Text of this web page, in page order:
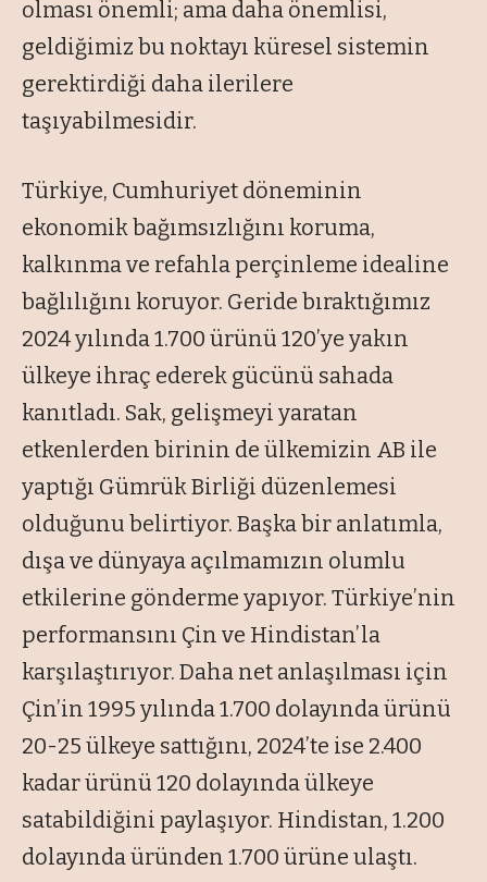
olması önemli; ama daha önemlisi,
geldiğimiz bu noktayı küresel sistemin
gerektirdiği daha ilerilere
taşıyabilmesidir.
Türkiye, Cumhuriyet döneminin
ekonomik bağımsızlığını koruma,
kalkınma ve refahla perçinleme idealine
bağlılığını koruyor. Geride bıraktığımız
2024 yılında 1.700 ürünü 120’ye yakın
ülkeye ihraç ederek gücünü sahada
kanıtladı. Sak, gelişmeyi yaratan
etkenlerden birinin de ülkemizin AB ile
yaptığı Gümrük Birliği düzenlemesi
olduğunu belirtiyor. Başka bir anlatımla,
dışa ve dünyaya açılmamızın olumlu
etkilerine gönderme yapıyor. Türkiye’nin
performansını Çin ve Hindistan’la
karşılaştırıyor. Daha net anlaşılması için
Çin’in 1995 yılında 1.700 dolayında ürünü
20-25 ülkeye sattığını, 2024’te ise 2.400
kadar ürünü 120 dolayında ülkeye
satabildiğini paylaşıyor. Hindistan, 1.200
dolayında üründen 1.700 ürüne ulaştı.